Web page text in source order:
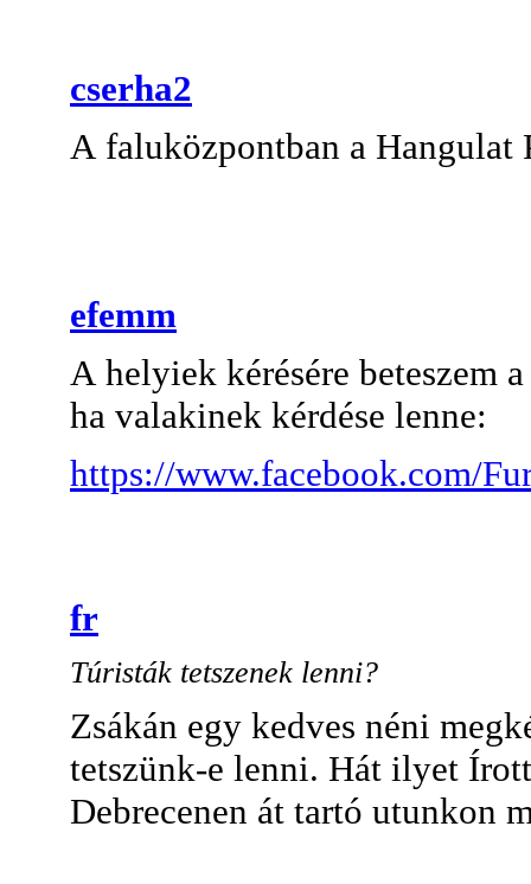
cserha2
A faluközpontban a Hangulat
efemm
A helyiek kérésére beteszem
ha valakinek kérdése lenne:
https://www.facebook.com/
fr
Túristák tetszenek lenni?
Zsákán egy kedves néni
tetszünk-e lenni. Hát ilyet
Debrecenen át tartó utunkon